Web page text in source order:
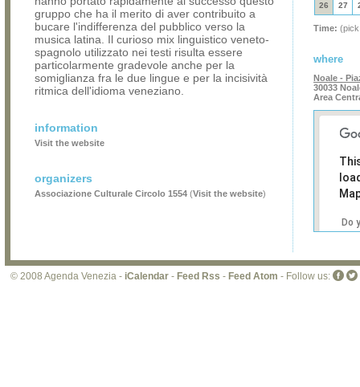
gruppo che ha il merito di aver contribuito a
bucare l'indifferenza del pubblico verso la
musica latina. Il curioso mix linguistico veneto-
spagnolo utilizzato nei testi risulta essere
particolarmente gradevole anche per la
somiglianza fra le due lingue e per la incisività
ritmica dell'idioma veneziano.
information
Visit the website
organizers
Associazione Culturale Circolo 1554 (Visit the website)
26 27
Time:
where
Noale -
30033
Area
Do
© 2008 Agenda Venezia - iCalendar - Feed Rss - Feed Atom - Follow us: